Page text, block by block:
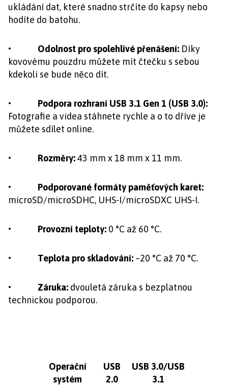
ukládání dat, které snadno strčíte do kapsy nebo
hodíte do batohu.
• Odolnost pro spolehlivé přenášení: Díky
kovovému pouzdru můžete mít čtečku s sebou
kdekoli se bude něco dít.
• Podpora rozhraní USB 3.1 Gen 1 (USB 3.0):
Fotografie a videa stáhnete rychle a o to dříve je
můžete sdílet online.
• Rozměry:43 mm x 18 mm x 11 mm.
• Podporované formáty paměťových karet:
microSD/microSDHC, UHS-I/microSDXC UHS-I.
• Provozní teploty: 0 °C až 60 °C.
• Teplota pro skladování: –20 °C až 70 °C.
• Záruka: dvouletá záruka s bezplatnou
technickou podporou.
Operační
systém
USB
2.0
USB 3.0/USB
3.1